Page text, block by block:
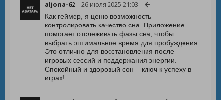
aljona-62 26 июля 2025 21:03
Как геймер, я ценю возможность
контролировать качество сна. Приложение
помогает отслеживать фазы сна, чтобы
выбрать оптимальное время для пробуждения.
Это отлично для восстановления после
игровых сессий и поддержания энергии.
Спокойный и здоровый сон – ключ к успеху в
играх!